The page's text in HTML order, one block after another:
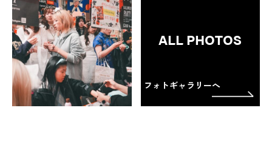
ALL PHOTOS
フォトギャラリーへ